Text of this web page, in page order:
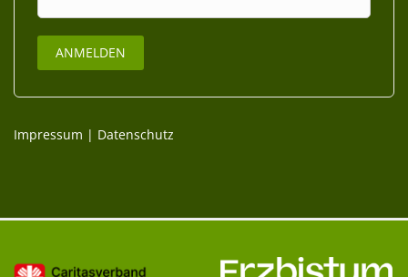
Impressum | Datenschutz